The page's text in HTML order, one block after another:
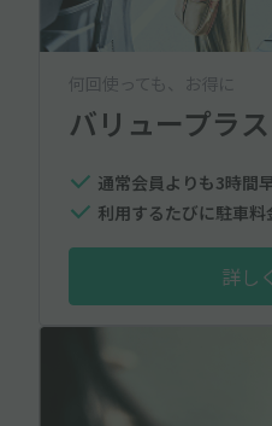
何回使っても、お得に
バリュープラス
通常会員よりも3時間
利用するたびに駐車
詳し